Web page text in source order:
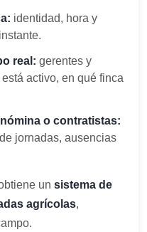
identidad, hora y
real: gerentes y
activo, en qué finca
o contratistas:
jornadas, ausencias
un sistema de
agrícolas,